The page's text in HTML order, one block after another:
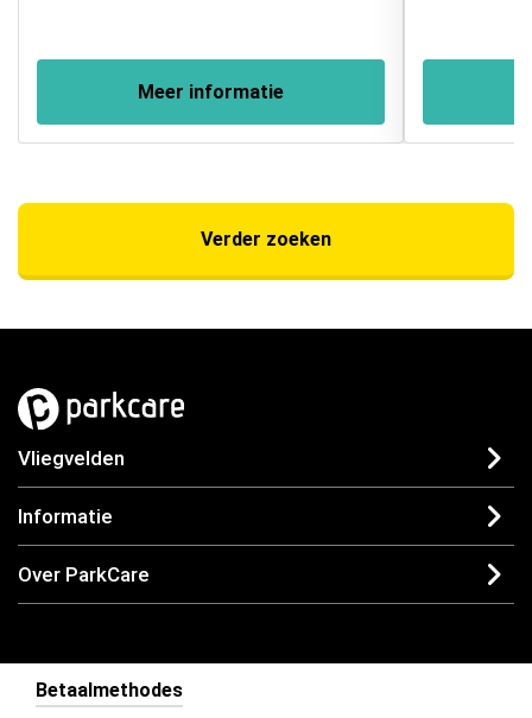
Meer informatie
Verder zoeken
Vliegvelden
Informatie
Over ParkCare
Betaalmethodes